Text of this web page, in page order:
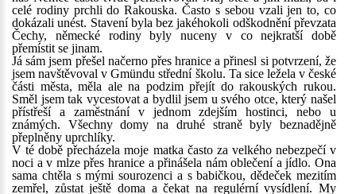
celé rodiny prchli do Rakouska. Často s sebou vzali jen to, co
dokázali unést. Stavení byla bez jakéhokoli odškodnění převzata
Čechy, německé rodiny byly nuceny v co nejkratší době
přemístit se jinam.
Já sám jsem přešel načerno přes hranice a přinesl si potvrzení, že
jsem navštěvoval v Gmündu střední školu. Ta sice ležela v české
části města, měla ale na podzim přejít do rakouských rukou.
Směl jsem tak vycestovat a bydlil jsem u svého otce, který našel
přístřeší a zaměstnání v jednom zdejším hostinci, nebo u
známých. Všechny domy na druhé straně byly beznadějně
přeplněny uprchlíky.
V té době přecházela moje matka často za velkého nebezpečí v
noci a v mlze přes hranice a přinášela nám oblečení a jídlo. Ona
sama chtěla s mými sourozenci a s babičkou, dědeček mezitím
zemřel, zůstat ještě doma a čekat na regulérní vysídlení. My